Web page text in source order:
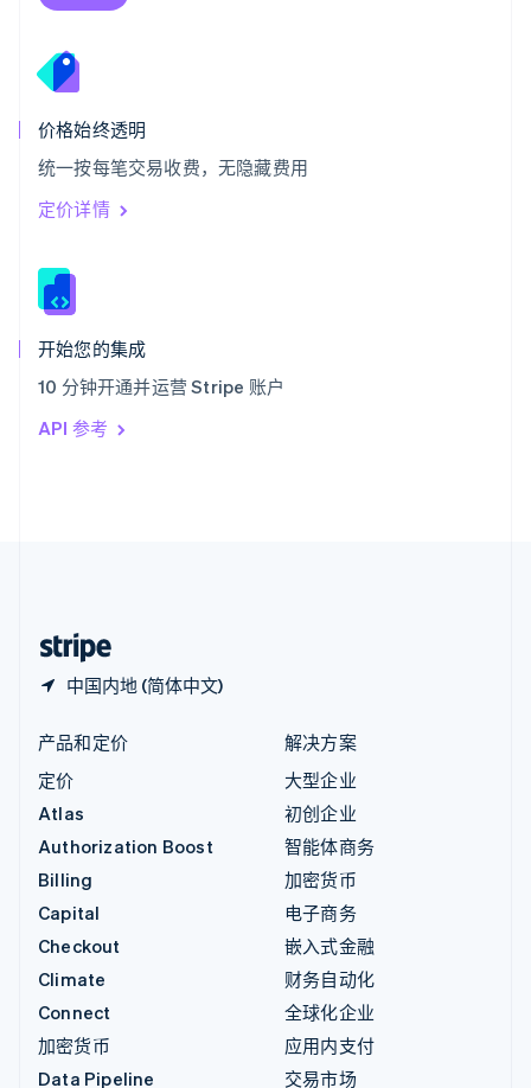
价格始终透明
统一按每笔交易收费，无隐藏费用
定价详情
开始您的集成
10 分钟开通并运营 Stripe 账户
API 参考
中国内地 (简体中文)
English
泰国
ไทย
希腊
English
西班牙
Español
新加坡
新西兰
匈牙利
English
ItalianoEnglish
印度
English
产品和定价
定价
Atlas
Authorization Boost
Billing
Capital
Checkout
Climate
Connect
加密货币
Data Pipeline
解决方案
大型企业
初创企业
智能体商务
加密货币
电子商务
嵌入式金融
财务自动化
全球化企业
应用内支付
交易市场